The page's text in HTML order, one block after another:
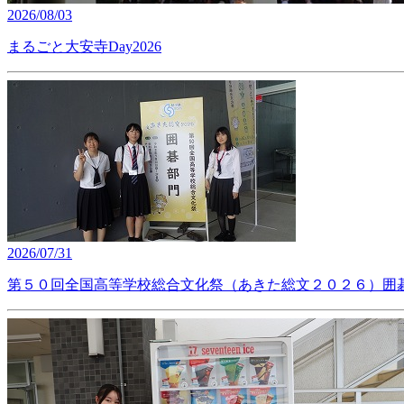
2026/08/03
まるごと大安寺Day2026
2026/07/31
第５０回全国高等学校総合文化祭（あきた総文２０２６）囲